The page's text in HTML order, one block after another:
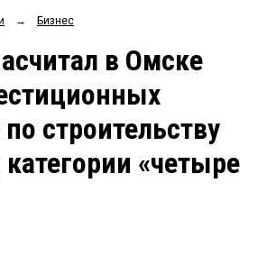
Рейтинги
Блоги
Архив
→ Бизнес
в Омске
строительству
«четыре